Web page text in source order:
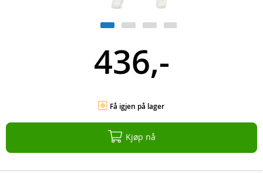
436,-
Få igjen på lager
Kjøp nå